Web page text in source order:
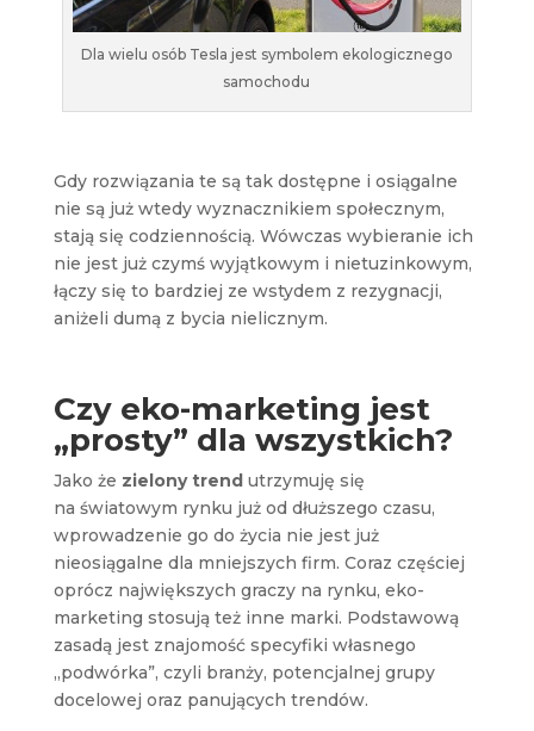
Dla wielu osób Tesla jest symbolem ekologicznego
samochodu
Gdy rozwiązania te są tak dostępne i osiągalne
nie są już wtedy wyznacznikiem społecznym,
stają się codziennością. Wówczas wybieranie ich
nie jest już czymś wyjątkowym i nietuzinkowym,
łączy się to bardziej ze wstydem z rezygnacji,
aniżeli dumą z bycia nielicznym.
Czy eko-marketing jest
„prosty” dla wszystkich?
Jako że zielony trendutrzymuję się
na światowym rynku już od dłuższego czasu,
wprowadzenie go do życia nie jest już
nieosiągalne dla mniejszych firm. Coraz częściej
oprócz największych graczy na rynku, eko-
marketing stosują też inne marki. Podstawową
zasadą jest znajomość specyfiki własnego
„podwórka”, czyli branży, potencjalnej grupy
docelowej oraz panujących trendów.